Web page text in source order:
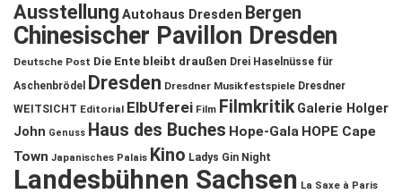
Ausstellung Autohaus Dresden Bergen
Chinesischer Pavillon Dresden
Deutsche Post Die Ente bleibt draußen Drei Haselnüsse für
Aschenbrödel
Dresden Dresdner Musikfestspiele Dresdner
WEITSICHT Editorial ElbUferei Film Filmkritik Galerie Holger
John Genuss Haus des Buches Hope-Gala HOPE Cape
Town Japanisches Palais Kino Ladys Gin Night
Landesbühnen Sachsen La Saxe à Paris